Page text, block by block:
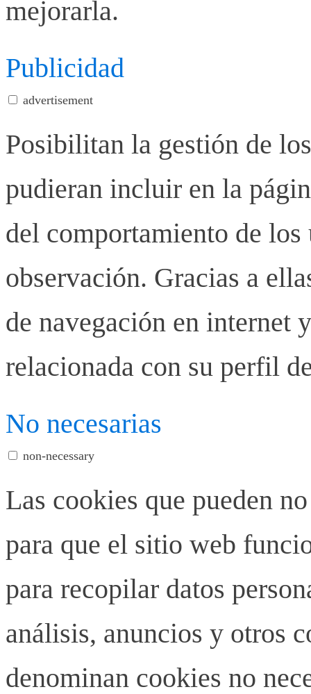
mejorarla.
Publicidad
advertisement
Posibilitan la gestión de
pudieran incluir en la
del comportamiento de los
observación. Gracias a
de navegación en internet
relacionada con su perfil
No necesarias
non-necessary
Las cookies que pueden
para que el sitio web
para recopilar datos
análisis, anuncios y otros
denominan cookies no